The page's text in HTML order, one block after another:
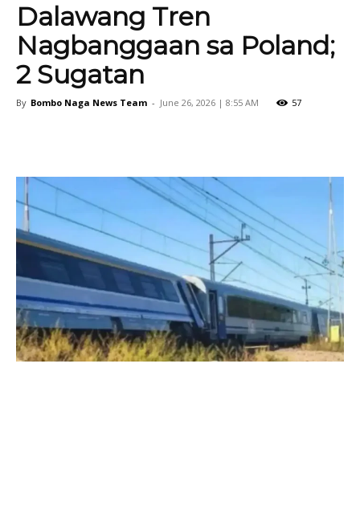
Dalawang Tren
Nagbanggaan sa Poland;
2 Sugatan
By Bombo Naga News Team - June 26, 2026 | 8:55 AM 57